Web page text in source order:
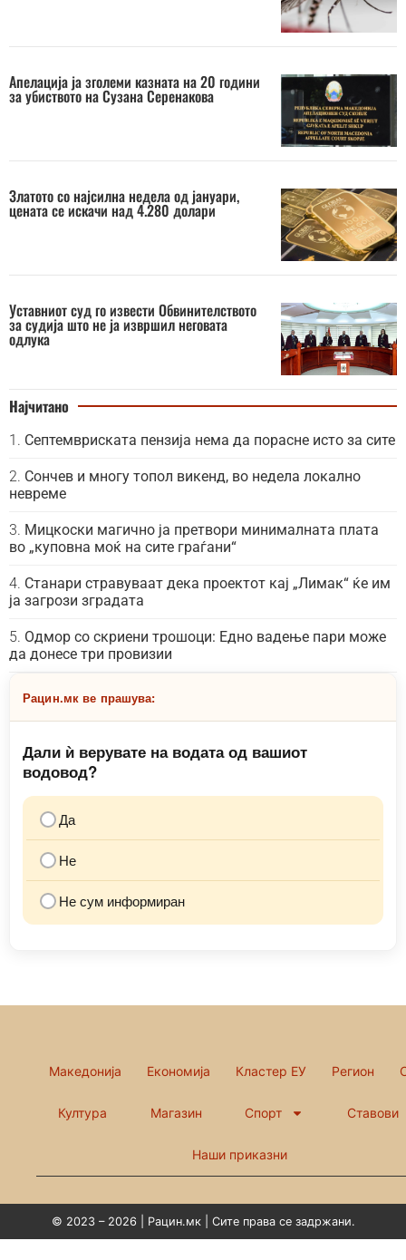
Апелација ја зголеми казната на 20 години
за убиството на Сузана Серенакова
Златото со најсилна недела од јануари,
цената се искачи над 4.280 долари
Уставниот суд го извести Обвинителството
за судија што не ја извршил неговата
одлука
Најчитано
Септемвриската пензија нема да порасне исто за сите
Сончев и многу топол викенд, во недела локално
невреме
Мицкоски магично ја претвори минималната плата
во „куповна моќ на сите граѓани“
Станари стравуваат дека проектот кај „Лимак“ ќе им
ја загрози зградата
Одмор со скриени трошоци: Едно вадење пари може
да донесе три провизии
Рацин.мк ве прашува:
Дали ѝ верувате на водата од вашиот
водовод?
Да
Не
Не сум информиран
Македонија Економија Кластер ЕУ Регион
Култура Магазин Спорт Ставови
Наши приказни
© 2023 – 2026 | Рацин.мк | Сите права се задржани.